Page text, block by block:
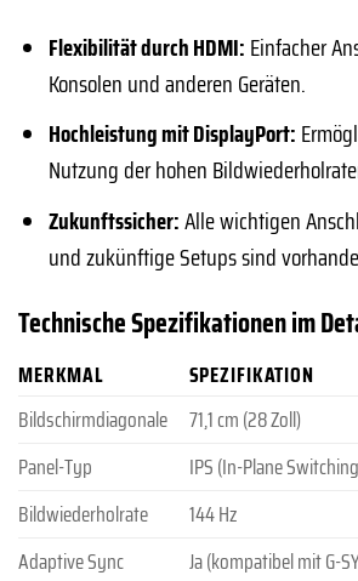
Flexibilität durch HDMI: Einfacher
Konsolen und anderen Geräten.
Hochleistung mit DisplayPort:
Nutzung der hohen
Zukunftssicher:Alle wichtigen
und zukünftige Setups sind
Technische Spezifikationen im
MERKMAL
SPEZIFIKATION
Bildschirmdiagonale
71,1 cm (28 Zoll)
Panel-Typ
IPS (In-Plane
Bildwiederholrate
144 Hz
Adaptive Sync
Ja (kompatibel mit G-